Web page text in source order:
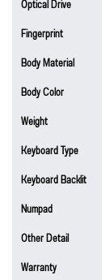
Optical Drive
Fingerprint
Body Material
Body Color
Weight
Keyboard Type
Keyboard Backlit
Numpad
Other Detail
Warranty